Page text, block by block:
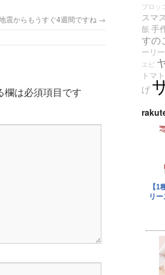
震からもうすぐ4週間ですね →
欄は必須項目です
ブロッ
スマ
飯 手
すの
ーリ
エビ
トマト
げ